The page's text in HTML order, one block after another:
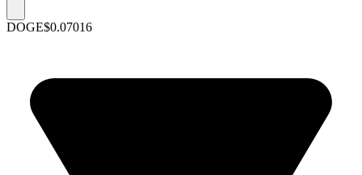
DOGE$0.07016